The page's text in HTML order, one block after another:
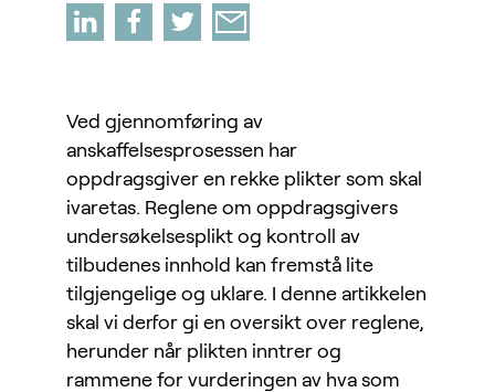
Ved gjennomføring av
anskaffelsesprosessen har
oppdragsgiver en rekke plikter som skal
ivaretas. Reglene om oppdragsgivers
undersøkelsesplikt og kontroll av
tilbudenes innhold kan fremstå lite
tilgjengelige og uklare. I denne artikkelen
skal vi derfor gi en oversikt over reglene,
herunder når plikten inntrer og
rammene for vurderingen av hva som